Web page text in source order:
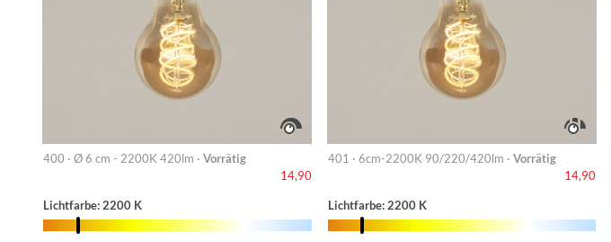
400 · Ø 6 cm - 2200K 420lm · Vorrätig
14,90
Lichtfarbe: 2200 K
401 · 6cm-2200K 90/220/420lm · Vorrätig
14,90
Lichtfarbe: 2200 K